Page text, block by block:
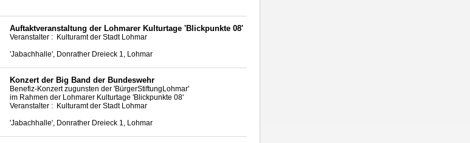
Auftaktveranstaltung der Lohmarer Kulturtage 'Blickpunkte 08'
Veranstalter : Kulturamt der Stadt Lohmar
'Jabachhalle', Donrather Dreieck 1, Lohmar
Konzert der Big Band der Bundeswehr
Benefiz-Konzert zugunsten der 'BürgerStiftungLohmar'
im Rahmen der Lohmarer Kulturtage 'Blickpunkte 08'
Veranstalter : Kulturamt der Stadt Lohmar
'Jabachhalle', Donrather Dreieck 1, Lohmar